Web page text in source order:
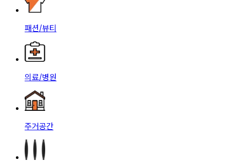
패션/뷰티
의료/병원
주거공간